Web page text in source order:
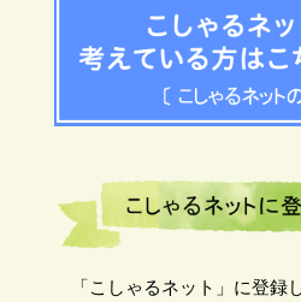
「こしゃるネット」に登録